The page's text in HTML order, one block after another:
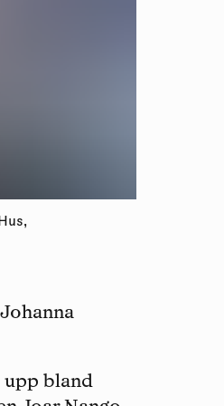
bland